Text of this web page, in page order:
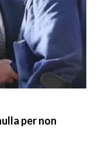
per non